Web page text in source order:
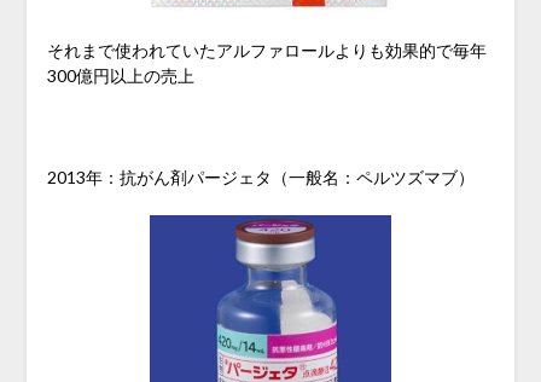
それまで使われていたアルファロールよりも効果的で毎年
300億円以上の売上
2013年：抗がん剤パージェタ（一般名：ペルツズマブ）